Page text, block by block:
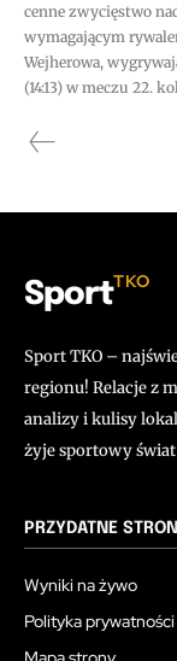
cenne zwycięstwo
wymagającym
Wejherowa,
(14:13) w meczu 22.
SportTKO
Sport TKO –
regionu! Relacje z
analizy i kulisy
żyje sportowy
PRZYDATNE
Wyniki na żywo
Polityka prywatności